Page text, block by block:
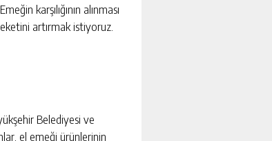
karşılığının alınması
artırmak istiyoruz.
Belediyesi ve
el emeği ürünlerinin